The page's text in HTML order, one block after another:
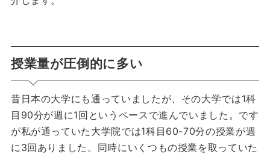
授業量が圧倒的に多い
昔日本の大学にも通っていましたが、その大学では1科
目90分が週に1回というペースで進んでいました。 です
が私が通っていた大学院では1科目60-70分の授業が週
に3回ありました。 同時にいくつもの授業を取っていた